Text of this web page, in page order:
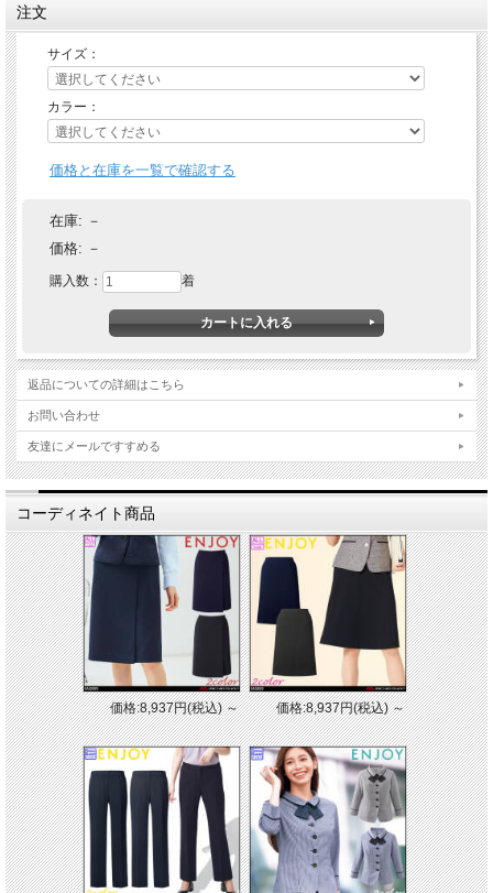
注文
サイズ：
カラー：
価格と在庫を一覧で確認する
在庫: －
価格: －
購入数： 着
返品についての詳細はこちら
お問い合わせ
友達にメールですすめる
コーディネイト商品
価格:8,937円(税込)～ 価格:8,937円(税込)～